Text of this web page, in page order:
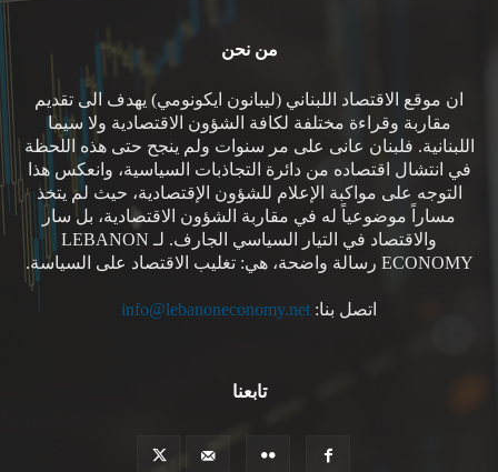
من نحن
ان موقع الاقتصاد اللبناني (ليبانون ايكونومي) يهدف الى تقديم
مقاربة وقراءة مختلفة لكافة الشؤون الاقتصادية ولا سيما
اللبنانية. فلبنان عانى على مر سنوات ولم ينجح حتى هذه اللحظة
في انتشال اقتصاده من دائرة التجاذبات السياسية، وانعكس هذا
التوجه على مواكبة الإعلام للشؤون الإقتصادية، حيث لم يتخذ
مساراً موضوعياً له في مقاربة الشؤون الاقتصادية، بل سار
والاقتصاد في التيار السياسي الجارف. لـ LEBANON
ECONOMY رسالة واضحة، هي: تغليب الاقتصاد على السياسة.
اتصل بنا: info@lebanoneconomy.net
تابعنا